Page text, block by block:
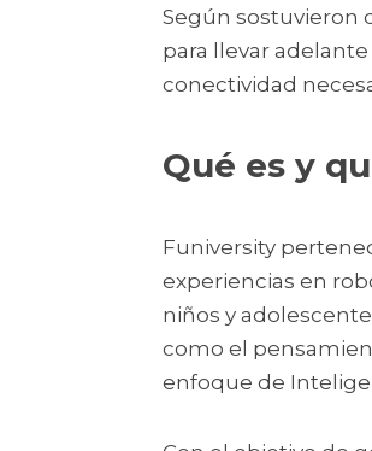
Según sostuvieron
para llevar
conectividad
Qué es y
Funiversity
experiencias en
niños y
como el
enfoque de